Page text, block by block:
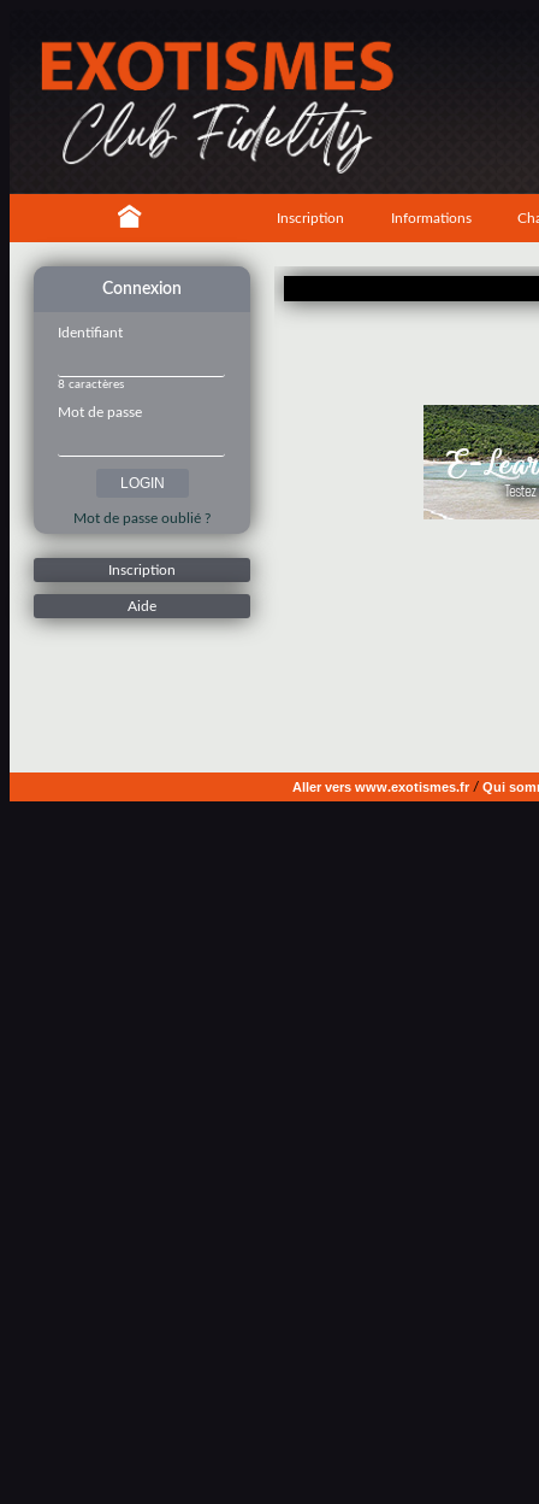
Inscription Informations
Connexion
Identifiant
8 caractères
Mot de passe
Mot de passe oublié ?
Inscription
Aide
Aller vers www.exotismes.fr/ Qui